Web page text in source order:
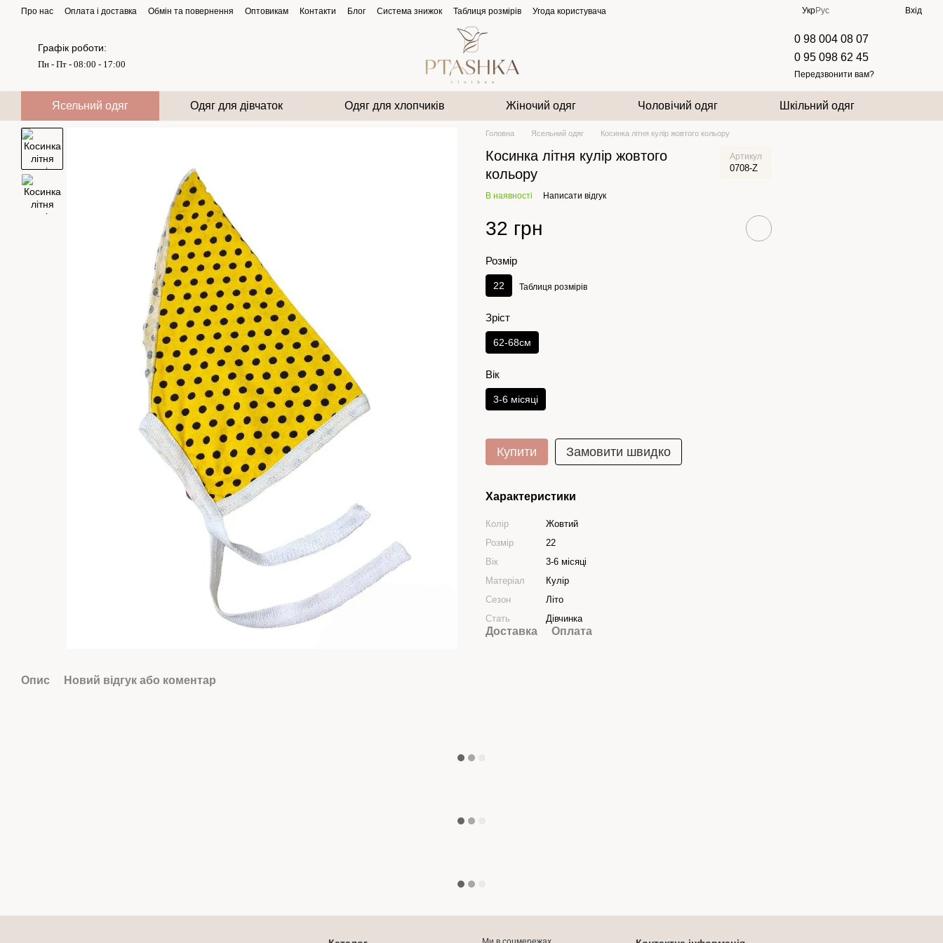
Перейти до основного контенту
Про нас Оплата і доставка Обмін та повернення Оптовикам Контакти Блог Система знижок Таблиця розмірів Угода користувача УкрРус Вхід
Графік роботи:
Пн - Пт - 08:00 - 17:00
0 98 004 08 07
0 95 098 62 45
Передзвонити вам?
Ясельний одяг Одяг для дівчаток Одяг для хлопчиків Жіночий одяг Чоловічий одяг Шкільний одяг
Опис Новий відгук або коментар
Головна Ясельний одяг Косинка літня кулір жовтого кольору
Косинка літня кулір жовтого
кольору
Артикул
0708-Z
В наявності Написати відгук
32 грн
Розмір
22 Таблиця розмірів
Зріст
62-68см
Вік
3-6 місяці
Купити Замовити швидко
Характеристики
Колір
Жовтий
Розмір
22
Вік
3-6 місяці
Матеріал
Кулір
Сезон
Літо
Стать
Дівчинка
Доставка Оплата